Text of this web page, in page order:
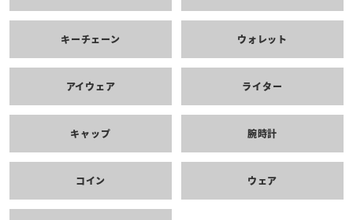
キーチェーン ウォレット
アイウェア ライター
キャップ 腕時計
コイン ウェア